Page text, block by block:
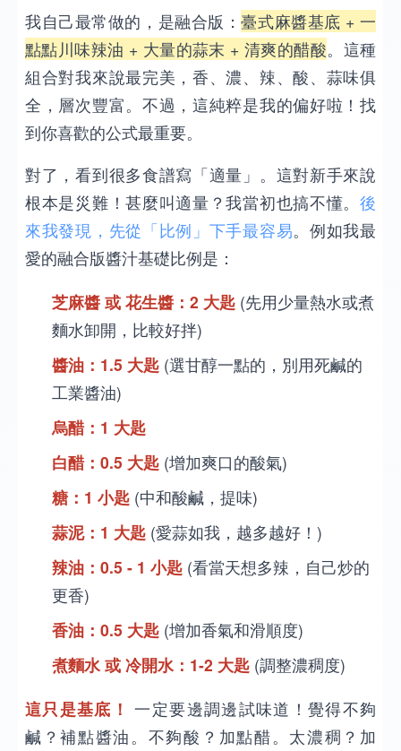
我自己最常做的，是融合版：臺式麻醬基底 + 一
點點川味辣油 + 大量的蒜末 + 清爽的醋酸。這種
組合對我來說最完美，香、濃、辣、酸、蒜味俱
全，層次豐富。不過，這純粹是我的偏好啦！找
到你喜歡的公式最重要。
對了，看到很多食譜寫「適量」。這對新手來說
根本是災難！甚麼叫適量？我當初也搞不懂。 後
來我發現，先從「比例」下手最容易。例如我最
愛的融合版醬汁基礎比例是：
芝麻醬 或 花生醬：2 大匙 (先用少量熱水或煮
麵水卸開，比較好拌)
醬油：1.5 大匙 (選甘醇一點的，別用死鹹的
工業醬油)
烏醋：1 大匙
白醋：0.5 大匙 (增加爽口的酸氣)
糖：1 小匙 (中和酸鹹，提味)
蒜泥：1 大匙 (愛蒜如我，越多越好！)
辣油：0.5 - 1 小匙 (看當天想多辣，自己炒的
更香)
香油：0.5 大匙 (增加香氣和滑順度)
煮麵水 或 冷開水：1-2 大匙 (調整濃稠度)
這只是基底！ 一定要邊調邊試味道！覺得不夠
鹹？補點醬油。不夠酸？加點醋。太濃稠？加